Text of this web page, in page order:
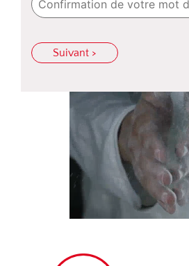
Suivant >